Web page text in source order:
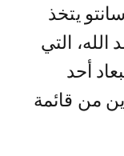
يتخذ
التي
أحد
من قائمة